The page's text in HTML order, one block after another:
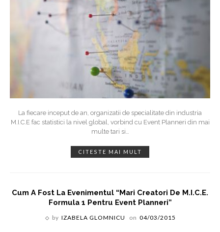
La fiecare inceput de an, organizatii de specialitate din industria
M.I.C.E fac statistici la nivel global, vorbind cu Event Planneri din mai
multe tari si…
CITESTE MAI MULT
Cum A Fost La Evenimentul “Mari Creatori De M.I.C.E.
Formula 1 Pentru Event Planneri”
by IZABELA GLOMNICU on 04/03/2015